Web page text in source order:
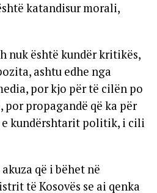
katandisur morali,
nuk është kundër kritikës,
ashtu edhe nga
por kjo për të cilën po
por propagandë që ka për
kundërshtarit politik, i cili
që i bëhet në
të Kosovës se ai qenka